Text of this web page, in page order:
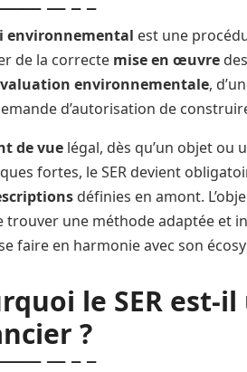
environnemental est une
de la correcte mise en œuvre des
environnementale,
d’autorisation de
de vue légal, dès qu’un objet ou
fortes, le SER devient
définies en amont.
trouver une méthode adaptée et
faire en harmonie avec son
le SER
?